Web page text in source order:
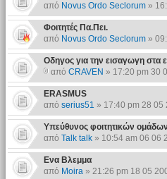
από Novus Ordo Seclorum»
Φοιτητές Πα.Πει.
από Novus Ordo Seclorum»
Οδηγος για την εισαγωγη
από CRAVEN » 17:20 pm 30
ERASMUS
από serius51 » 17:40 pm 28 05
Υπεύθυνος φοιτητικών
από Talk talk» 10:54 am 06 06
Eνα Βλεμμα
από Moira» 21:26 pm 18 05